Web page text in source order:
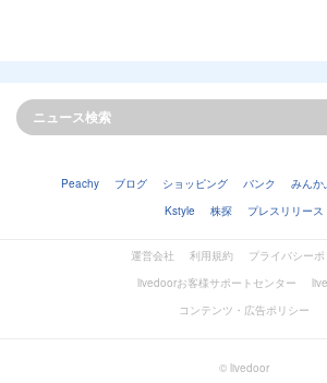
Peachy ブログ ショッピング バンク みんか
Kstyle
株探 プレスリリース
運営会社 利用規約
プライバシー
livedoorお客様サポートセンター
コンテンツ・広告ポリシー
© livedoor